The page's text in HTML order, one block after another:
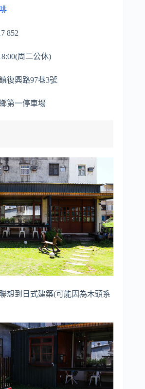
852
周二公休)
復興路97巷3號
第一停車場
想到日式建築(可能因為木頭系